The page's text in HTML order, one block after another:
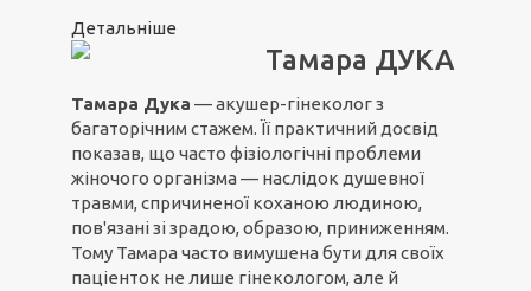
Детальніше
Тамара ДУКА
Тамара Дука — акушер-гінеколог з
багаторічним стажем. Її практичний досвід
показав, що часто фізіологічні проблеми
жіночого організма — наслідок душевної
травми, спричиненої коханою людиною,
пов'язані зі зрадою, образою, приниженням.
Тому Тамара часто вимушена бути для своїх
паціенток не лише гінекологом, але й